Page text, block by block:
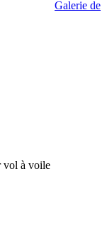
Galerie de
vol à voile